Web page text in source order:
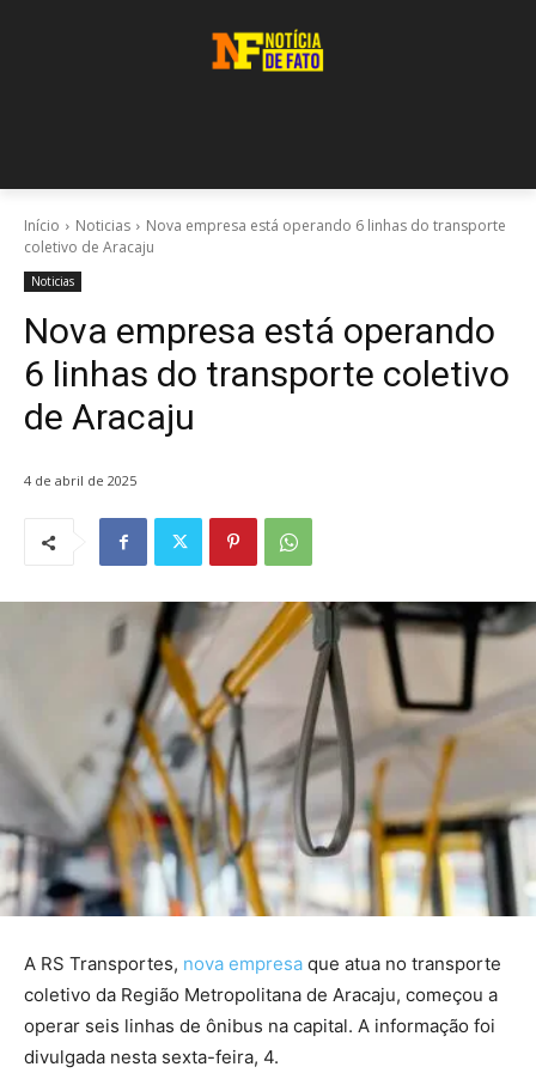
Início Noticias
Nova empresa está operando 6 linhas do transporte
coletivo de Aracaju
Noticias
Nova empresa está operando
6 linhas do transporte coletivo
de Aracaju
4 de abril de 2025
A RS Transportes, nova empresa que atua no transporte
coletivo da Região Metropolitana de Aracaju, começou a
operar seis linhas de ônibus na capital. A informação foi
divulgada nesta sexta-feira, 4.